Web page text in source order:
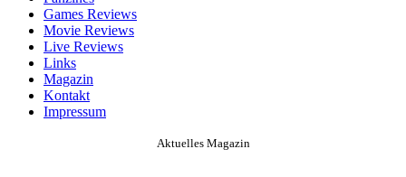
Games Reviews
Movie Reviews
Live Reviews
Links
Magazin
Kontakt
Impressum
Aktuelles Magazin